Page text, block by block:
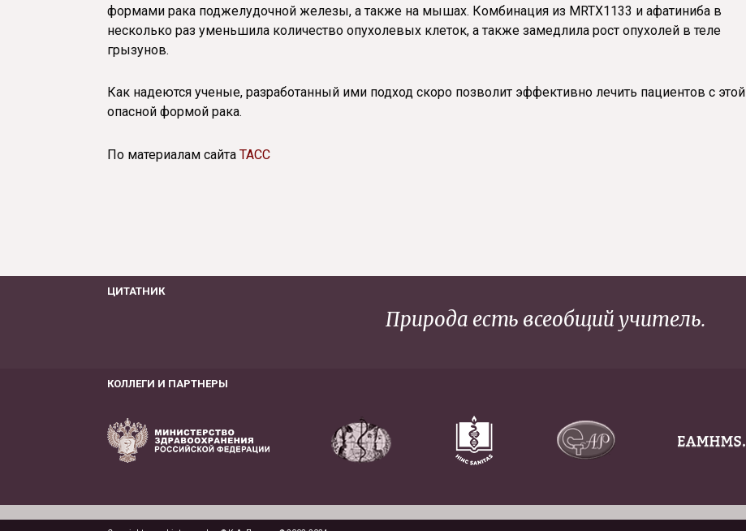
формами рака поджелудочной железы, а также на мышах. Комбинация из MRTX1133 и афатиниба в
несколько раз уменьшила количество опухолевых клеток, а также замедлила рост опухолей в теле
грызунов.
Как надеются ученые, разработанный ими подход скоро позволит эффективно лечить пациентов с этой
опасной формой рака.
По материалам сайта ТАСС
ЦИТАТНИК
Природа есть всеобщий учитель.
КОЛЛЕГИ И ПАРТНЕРЫ